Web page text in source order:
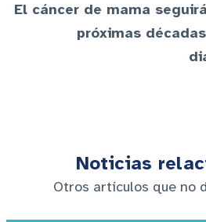
El cáncer de mama
próximas
Noticias
Otros artículos que no